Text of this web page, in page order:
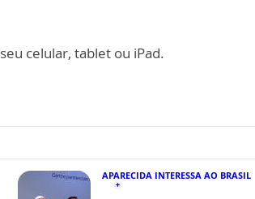
celular, tablet ou iPad.
APARECIDA INTERESSA AO BRASIL